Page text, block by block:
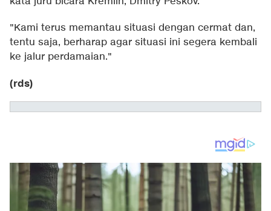
"Kami terus memantau situasi dengan cermat dan,
tentu saja, berharap agar situasi ini segera kembali
ke jalur perdamaian."
(rds)